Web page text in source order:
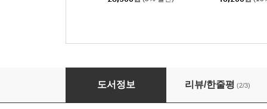
성정혜 영어 독해 GS 전략
도서정보 리뷰/한줄평 (2/3)